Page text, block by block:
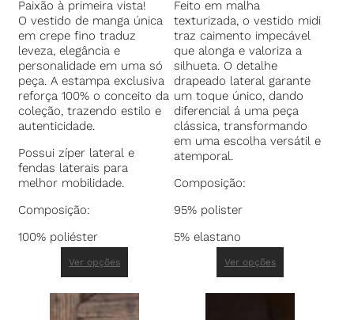
Paixão à primeira vista!
O vestido de manga única
em crepe fino traduz
leveza, elegância e
personalidade em uma só
peça. A estampa exclusiva
reforça 100% o conceito da
coleção, trazendo estilo e
autenticidade.
Possui zíper lateral e
fendas laterais para
melhor mobilidade.
Composição:
100% poliéster
Ver opções
Feito em malha
texturizada, o vestido midi
traz caimento impecável
que alonga e valoriza a
silhueta. O detalhe
drapeado lateral garante
um toque único, dando
diferencial á uma peça
clássica, transformando
em uma escolha versátil e
atemporal.
Composição:
95% polister
5% elastano
Ver opções